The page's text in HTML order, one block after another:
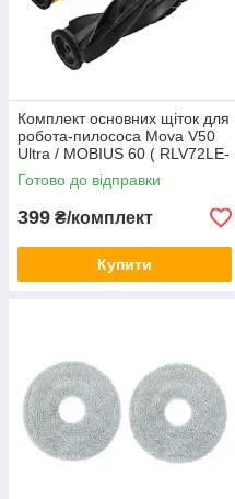
Комплект основних щіток для
робота-пилососа Mova V50
Ultra / MOBIUS 60 ( RLV72LE-
1 / RLV72LE-1-bl / RLV83LE )
Готово до відправки
399 ₴/комплект
Купити